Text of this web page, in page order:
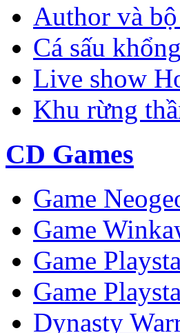
Author và
Cá sấu
Live show
Khu rừng
CD Games
Game
Game
Game
Game
Dynasty